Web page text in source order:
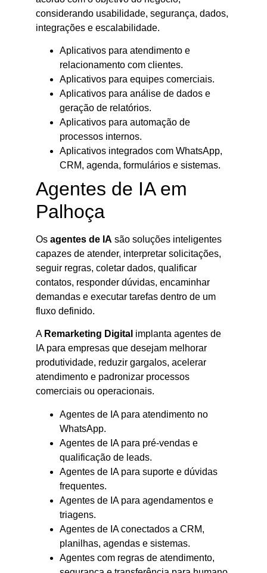
considerando usabilidade, segurança, dados,
integrações e escalabilidade.
Aplicativos para atendimento e
relacionamento com clientes.
Aplicativos para equipes comerciais.
Aplicativos para análise de dados e
geração de relatórios.
Aplicativos para automação de
processos internos.
Aplicativos integrados com WhatsApp,
CRM, agenda, formulários e sistemas.
Agentes de IA em
Palhoça
Os agentes de IA são soluções inteligentes
capazes de atender, interpretar solicitações,
seguir regras, coletar dados, qualificar
contatos, responder dúvidas, encaminhar
demandas e executar tarefas dentro de um
fluxo definido.
A Remarketing Digital implanta agentes de
IA para empresas que desejam melhorar
produtividade, reduzir gargalos, acelerar
atendimento e padronizar processos
comerciais ou operacionais.
Agentes de IA para atendimento no
WhatsApp.
Agentes de IA para pré-vendas e
qualificação de leads.
Agentes de IA para suporte e dúvidas
frequentes.
Agentes de IA para agendamentos e
triagens.
Agentes de IA conectados a CRM,
planilhas, agendas e sistemas.
Agentes com regras de atendimento,